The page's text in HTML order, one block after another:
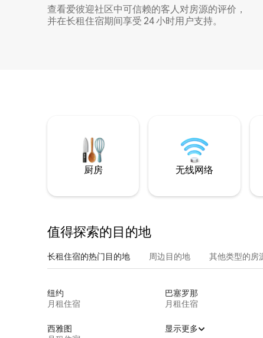
查看爱彼迎社区中可信赖的客人对房源的评价，
并在长租住宿期间享受 24 小时用户支持。
厨房 无线网络
值得探索的目的地
长租住宿的热门目的地 周边目的地 其他类型的房
纽约
月租住宿
巴塞罗那
月租住宿
西雅图
显示更多